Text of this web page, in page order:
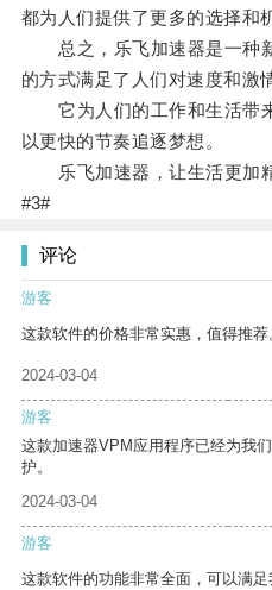
都为人们提供了更多的选择和
总之，乐飞加速器是一种
的方式满足了人们对速度和激
它为人们的工作和生活带
以更快的节奏追逐梦想。
乐飞加速器，让生活更加精
#3#
评论
游客
这款软件的价格非常实惠，值得推荐
2024-03-04
游客
这款加速器VPM应用程序已经为我
护。
2024-03-04
游客
这款软件的功能非常全面，可以满足